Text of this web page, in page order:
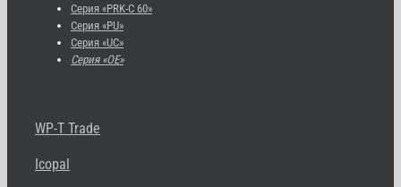
Серия «PRK-C 60»
Серия «PU»
Серия «UC»
Серия «OE»
WP-T Trade
Icopal